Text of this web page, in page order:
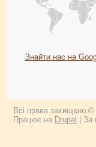
Знайти нас на
Всі права захищено ©
Працює на Drupal | За